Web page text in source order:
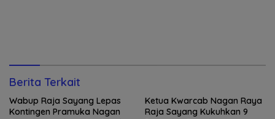
Berita Terkait
Wabup Raja Sayang Lepas
Kontingen Pramuka Nagan
Ketua Kwarcab Nagan Raya
Raja Sayang Kukuhkan 9